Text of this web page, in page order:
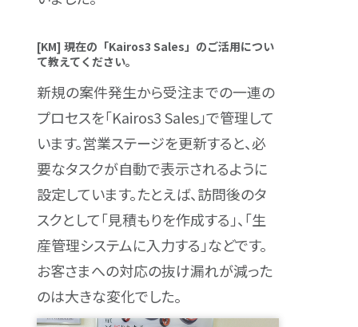
[KM] 現在の「Kairos3 Sales」のご活用につい
て教えてください。
新規の案件発生から受注までの一連の
プロセスを「Kairos3 Sales」で管理して
います。営業ステージを更新すると、必
要なタスクが自動で表示されるように
設定しています。たとえば、訪問後のタ
スクとして「見積もりを作成する」、「生
産管理システムに入力する」などです。
お客さまへの対応の抜け漏れが減った
のは大きな変化でした。